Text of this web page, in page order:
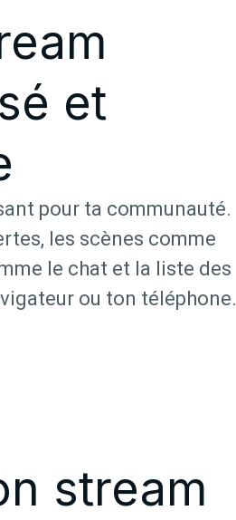
et
pour ta communauté.
les scènes comme
le chat et la liste des
ou ton téléphone.
stream